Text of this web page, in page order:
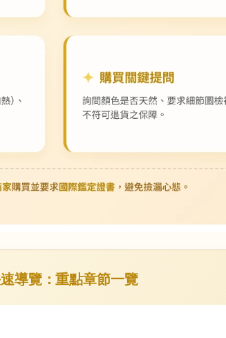
導覽：重點章節一覽